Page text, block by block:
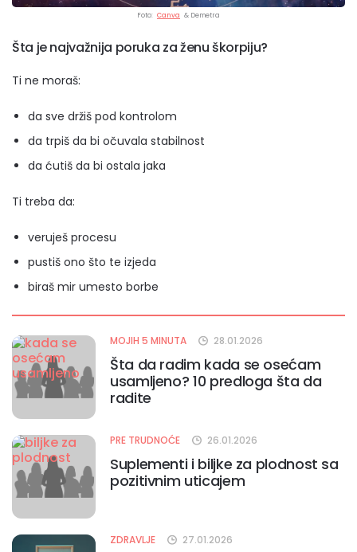
Foto: Canva & Demetra
Šta je najvažnija poruka za ženu škorpiju?
Ti ne moraš:
da sve držiš pod kontrolom
da trpiš da bi očuvala stabilnost
da ćutiš da bi ostala jaka
Ti treba da:
veruješ procesu
pustiš ono što te izjeda
biraš mir umesto borbe
MOJIH 5 MINUTA 28.01.2026
Šta da radim kada se osećam
usamljeno? 10 predloga šta da
radite
PRE TRUDNOĆE 26.01.2026
Suplementi i biljke za plodnost sa
pozitivnim uticajem
ZDRAVLJE 27.01.2026